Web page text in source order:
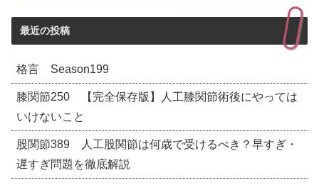
最近の投稿
格言 Season199
膝関節250 【完全保存版】人工膝関節術後にやっては
いけないこと
股関節389 人工股関節は何歳で受けるべき？早すぎ・
遅すぎ問題を徹底解説